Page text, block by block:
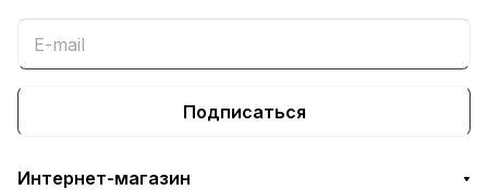
Подписаться
Интернет-магазин